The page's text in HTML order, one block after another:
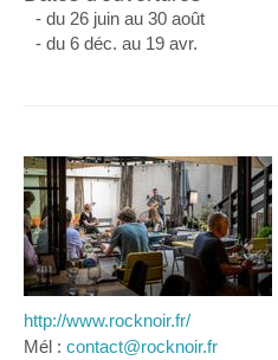
- du 26 juin au 30 août
- du 6 déc. au 19 avr.
http://www.rocknoir.fr/
Mél : contact@rocknoir.fr